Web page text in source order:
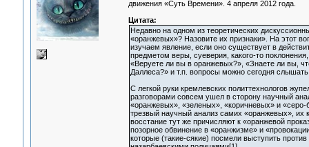
движения «Суть Времени». 4 апреля 2012 года.
Цитата:
Недавно на одном из теоретических
«оранжевых»? Назовите их признаки». На этот
изучаем явление, если оно существует в
предметом веры, суеверия, какого-то
«Веруете ли вы в оранжевых?», «Знаете ли вы,
Даллеса?» и т.п. вопросы можно сегодня
С легкой руки кремлевских политтехнологов
разговорами совсем ушел в сторону научный
«оранжевых», «зеленых», «коричневых» и
трезвый научный анализ самих «оранжевых», их
восстание тут же причисляют к «оранжевой
позорное обвинение в «оранжизме» и
которые (такие-сякие) посмели выступить